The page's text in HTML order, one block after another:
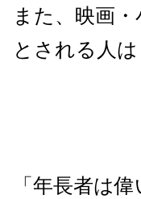
また、映画
とされる人
「年長者は